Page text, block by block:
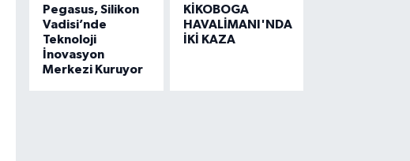
Pegasus, Silikon
Vadisi’nde
Teknoloji
İnovasyon
Merkezi Kuruyor
KİKOBOGA
HAVALİMANI'NDA
İKİ KAZA